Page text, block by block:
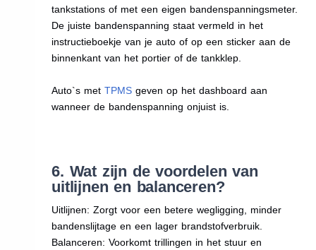
tankstations of met een eigen bandenspanningsmeter.
De juiste bandenspanning staat vermeld in het
instructieboekje van je auto of op een sticker aan de
binnenkant van het portier of de tankklep.
Auto`s metTPMS geven op het dashboard aan
wanneer de bandenspanning onjuist is.
6. Wat zijn de voordelen van
uitlijnen en balanceren?
Uitlijnen: Zorgt voor een betere wegligging, minder
bandenslijtage en een lager brandstofverbruik.
Balanceren: Voorkomt trillingen in het stuur en